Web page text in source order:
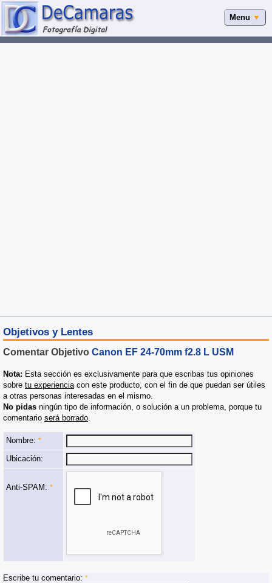
Menu ▼
Objetivos y Lentes
Comentar Objetivo Canon EF 24-70mm f2.8 L USM
Nota: Esta sección es exclusivamente para que escribas tus opiniones
sobre tu experienciacon este producto, con el fin de que puedan ser útiles
a otras personas interesadas en el mismo.
No pidas ningún tipo de información, o solución a un problema, porque tu
comentario será borrado.
Nombre: *
Ubicación:
Anti-SPAM: *
Escribe tu comentario: *